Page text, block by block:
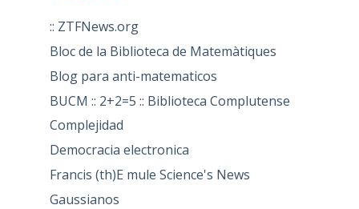
:: ZTFNews.org
Bloc de la Biblioteca de Matemàtiques
Blog para anti-matematicos
BUCM :: 2+2=5 :: Biblioteca Complutense
Complejidad
Democracia electronica
Francis (th)E mule Science's News
Gaussianos